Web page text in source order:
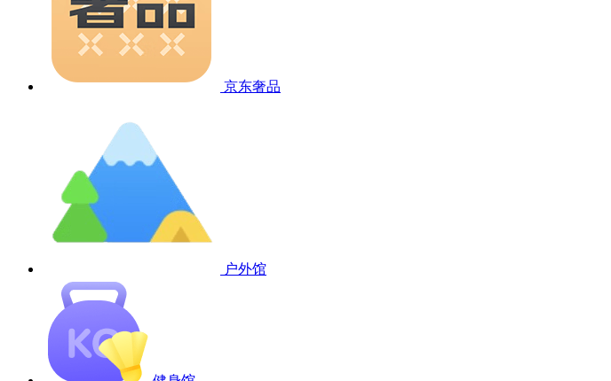
京东奢品
户外馆